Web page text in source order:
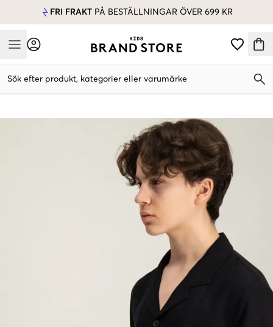
FRI FRAKT PÅ BESTÄLLNINGAR ÖVER 699 KR
Mobile Menu
Sök efter produkt, kategorier eller varumärke